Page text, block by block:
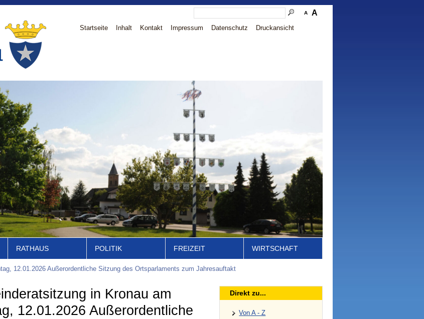
A A
Startseite Inhalt Kontakt Impressum Datenschutz Druckansicht
RATHAUS POLITIK FREIZEIT WIRTSCHAFT
12.01.2026 Außerordentliche Sitzung des Ortsparlaments zum Jahresauftakt
in Kronau am
12.01.2026 Außerordentliche
Direkt zu...
Von A - Z